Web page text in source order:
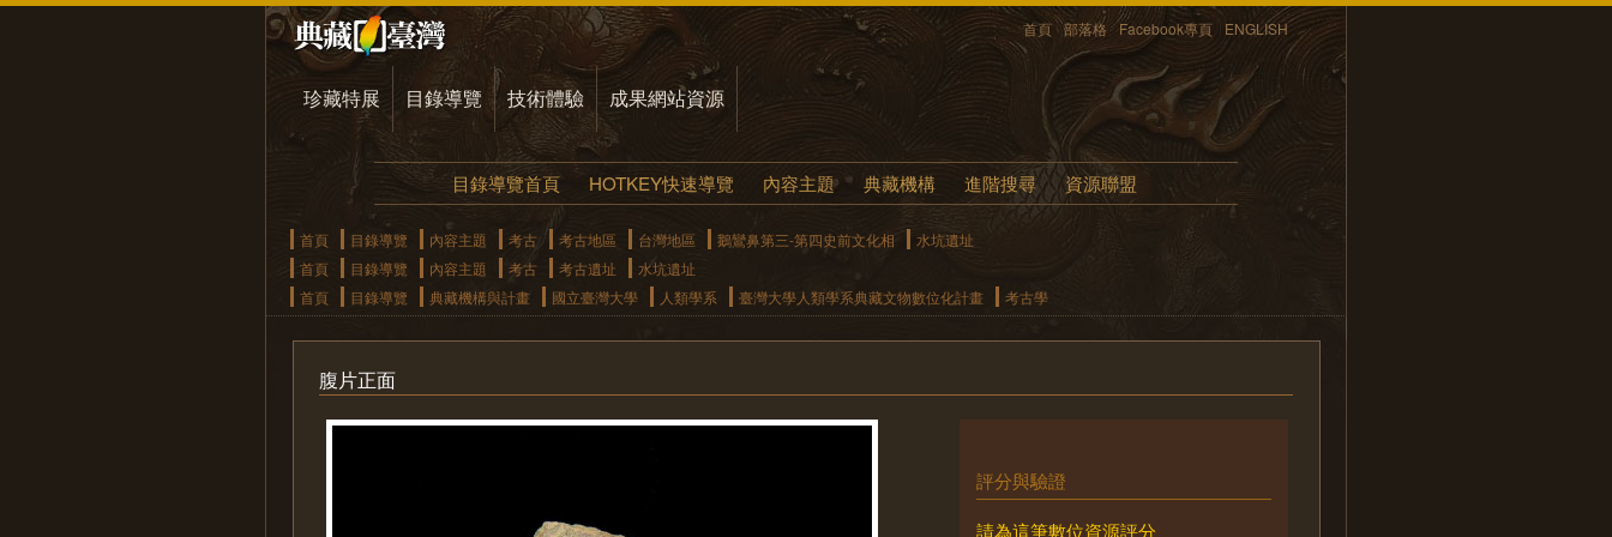
首頁 部落格 Facebook專頁 ENGLISH
珍藏特展 目錄導覽 技術體驗 成果網站資源
目錄導覽首頁 HOTKEY快速導覽 內容主題 典藏機構 進階搜尋 資源聯盟
首頁 目錄導覽 內容主題 考古 考古地區 台灣地區 鵝鸞鼻第三-第四史前文化相
水坑遺址
首頁
目錄導覽 內容主題 考古 考古遺址
水坑遺址
首頁
目錄導覽 典藏機構與計畫 國立臺灣大學 人類學系 臺灣大學人類學系典藏文物數位化計畫 考古學
腹片正面
評分與驗證
請為這筆數位資源評分